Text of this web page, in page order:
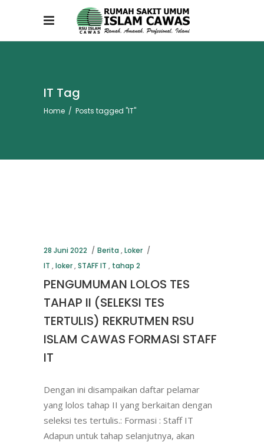
IT Tag
Home / Posts tagged "IT"
28 Juni 2022 Berita ,Loker
IT ,loker,STAFF IT , tahap 2
PENGUMUMAN LOLOS TES
TAHAP II (SELEKSI TES
TERTULIS) REKRUTMEN RSU
ISLAM CAWAS FORMASI STAFF
IT
Dengan ini disampaikan daftar pelamar
yang lolos tahap II yang berkaitan dengan
seleksi tes tertulis.: Formasi : Staff IT
Adapun untuk tahap selanjutnya, akan